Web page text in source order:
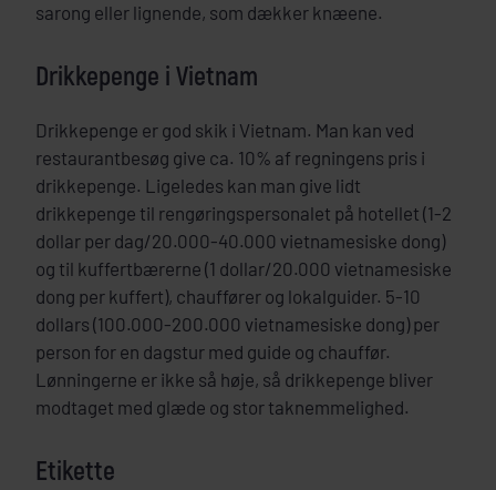
sarong eller lignende, som dækker knæene.
Drikkepenge i Vietnam
Drikkepenge er god skik i Vietnam. Man kan ved
restaurantbesøg give ca. 10% af regningens pris i
drikkepenge. Ligeledes kan man give lidt
drikkepenge til rengøringspersonalet på hotellet (1-2
dollar per dag/20.000-40.000 vietnamesiske dong)
og til kuffertbærerne (1 dollar/20.000 vietnamesiske
dong per kuffert), chauffører og lokalguider. 5-10
dollars (100.000-200.000 vietnamesiske dong) per
person for en dagstur med guide og chauffør.
Lønningerne er ikke så høje, så drikkepenge bliver
modtaget med glæde og stor taknemmelighed.
Etikette